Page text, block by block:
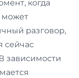
когда
может
разговор,
сейчас
зависимости